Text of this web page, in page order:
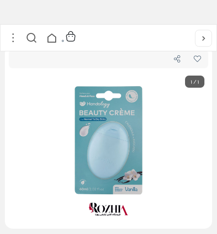
خانه کرم مرطوب کننده بیوتی هندولوژی با رایحه وانیل 60 میل
0
1/1